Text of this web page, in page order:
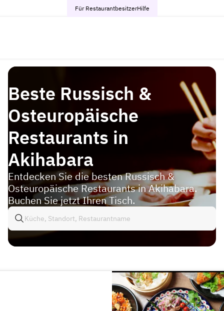
Für RestaurantbesitzerHilfe
Beste Russisch &
Osteuropäische
Restaurants in
Akihabara
Entdecken Sie die besten Russisch &
Osteuropäische Restaurants in Akihabara.
Buchen Sie jetzt Ihren Tisch.